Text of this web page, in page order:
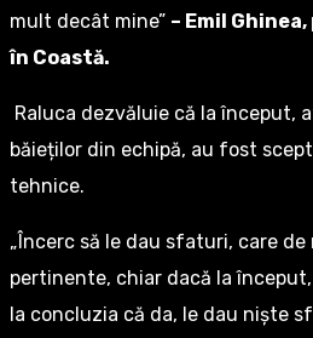
mult decât mine” – Emil
în Coastă.
Raluca dezvăluie că la început,
băieților din echipă, au fost
tehnice.
„Încerc să le dau sfaturi, care
pertinente, chiar dacă la
la concluzia că da, le dau niște